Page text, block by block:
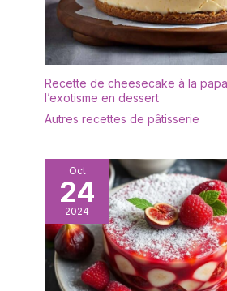
cloche
vos
: créez
pour
centre de
pour un
préférés
la
vitrines de
[Qualité
Nous
sécurité
Recette de cheesecake à la
l’exotisme en dessert
Autres recettes de pâtisserie
Oct
24
2024